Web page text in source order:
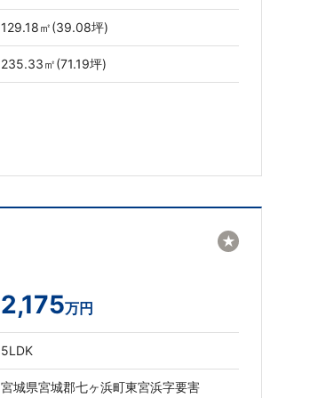
129.18㎡(39.08坪)
235.33㎡(71.19坪)
2,175万円
5LDK
宮城県宮城郡七ヶ浜町東宮浜字要害
★